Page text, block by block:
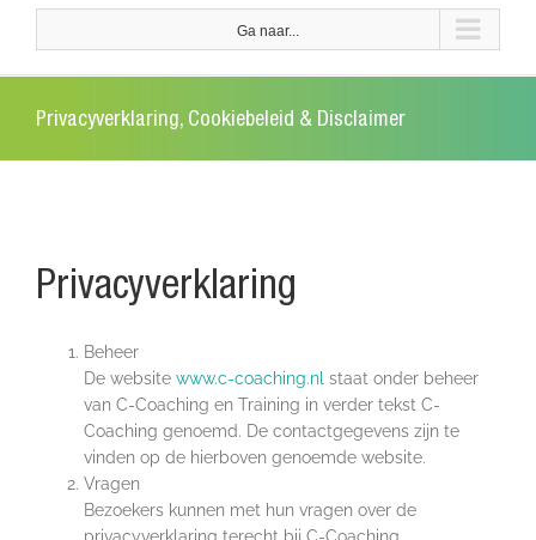
Ga naar...
Privacyverklaring, Cookiebeleid & Disclaimer
Privacyverklaring
Beheer
De website www.c-coaching.nl staat onder beheer
van C-Coaching en Training in verder tekst C-
Coaching genoemd. De contactgegevens zijn te
vinden op de hierboven genoemde website.
Vragen
Bezoekers kunnen met hun vragen over de